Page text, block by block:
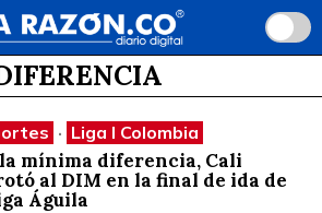
· Liga I Colombia
mínima diferencia, Cali
al DIM en la final de ida de
Águila